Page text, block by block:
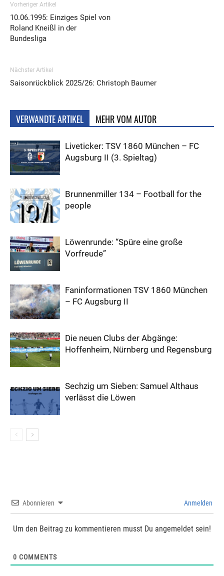
Vorheriger Artikel
10.06.1995: Einziges Spiel von
Roland Kneißl in der
Bundesliga
Nächster Artikel
Saisonrückblick 2025/26: Christoph Baumer
VERWANDTE ARTIKEL MEHR VOM AUTOR
Liveticker: TSV 1860 München – FC
Augsburg II (3. Spieltag)
Brunnenmiller 134 – Football for the
people
Löwenrunde: “Spüre eine große
Vorfreude”
Faninformationen TSV 1860 München
– FC Augsburg II
Die neuen Clubs der Abgänge:
Hoffenheim, Nürnberg und Regensburg
Sechzig um Sieben: Samuel Althaus
verlässt die Löwen
Abonnieren Anmelden
Um den Beitrag zu kommentieren musst Du angemeldet sein!
0 COMMENTS